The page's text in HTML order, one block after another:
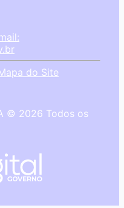
do Site
© 2026 Todos os